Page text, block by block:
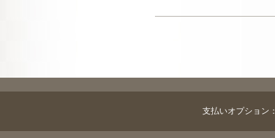
支払いオプション：